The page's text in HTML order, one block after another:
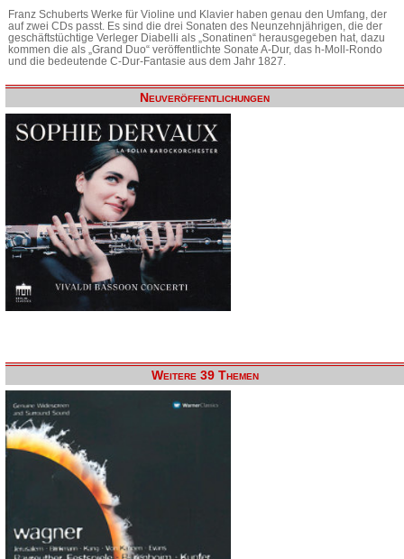
Franz Schuberts Werke für Violine und Klavier haben genau den Umfang, der
auf zwei CDs passt. Es sind die drei Sonaten des Neunzehnjährigen, die der
geschäftstüchtige Verleger Diabelli als „Sonatinen“ herausgegeben hat, dazu
kommen die als „Grand Duo“ veröffentlichte Sonate A-Dur, das h-Moll-Rondo
und die bedeutende C-Dur-Fantasie aus dem Jahr 1827.
Neuveröffentlichungen
Weitere 39 Themen